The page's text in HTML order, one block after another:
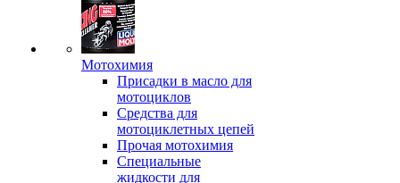
Мотохимия
Присадки в масло для
мотоциклов
Средства для
мотоциклетных цепей
Прочая мотохимия
Специальные
жидкости для